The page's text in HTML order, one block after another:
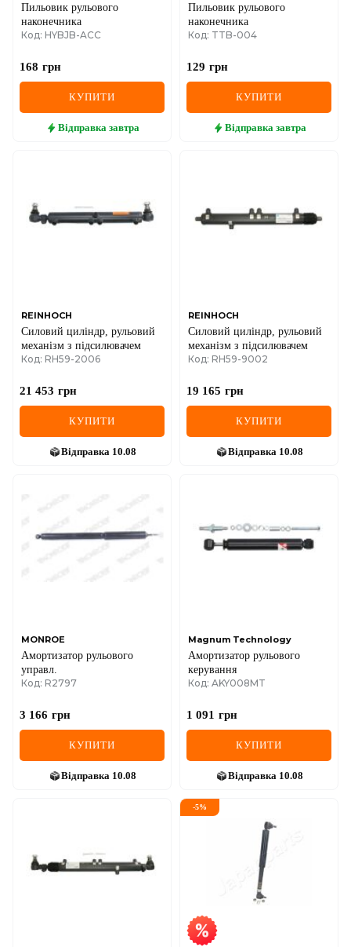
LANCIA
LEXUS
LINCOLN
MG
NISSAN
OPEL
POLESTAR
RENAULT
SMART
SSANGYONG
SUZUKI
TESLA
VW
Пильовик рульового
наконечника
Код: HYBJB-ACC
168 грн
КУПИТИ
Відправка завтра
Пильовик рульового
наконечника
Код: TTB-004
129 грн
КУПИТИ
Відправка завтра
REINHOCH
Силовий циліндр, рульовий
механізм з підсилювачем
Код: RH59-2006
21 453 грн
КУПИТИ
Відправка 10.08
REINHOCH
Силовий циліндр, рульовий
механізм з підсилювачем
Код: RH59-9002
19 165 грн
КУПИТИ
Відправка 10.08
MONROE
Амортизатор рульового
управл.
Код: R2797
3 166 грн
КУПИТИ
Відправка 10.08
Magnum Technology
Амортизатор рульового
керування
Код: AKY008MT
1 091 грн
КУПИТИ
Відправка 10.08
-5%